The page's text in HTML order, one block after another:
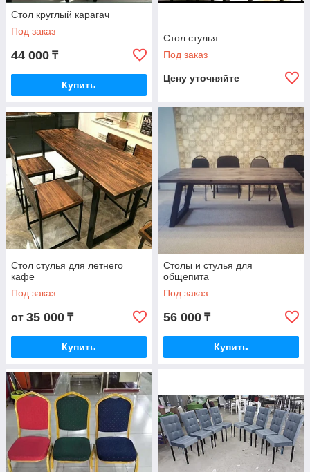
Стол круглый карагач
Под заказ
44 000 ₸
Купить
Стол стулья
Под заказ
Цену уточняйте
Стол стулья для летнего
кафе
Под заказ
от 35 000 ₸
Купить
Столы и стулья для
общепита
Под заказ
56 000 ₸
Купить